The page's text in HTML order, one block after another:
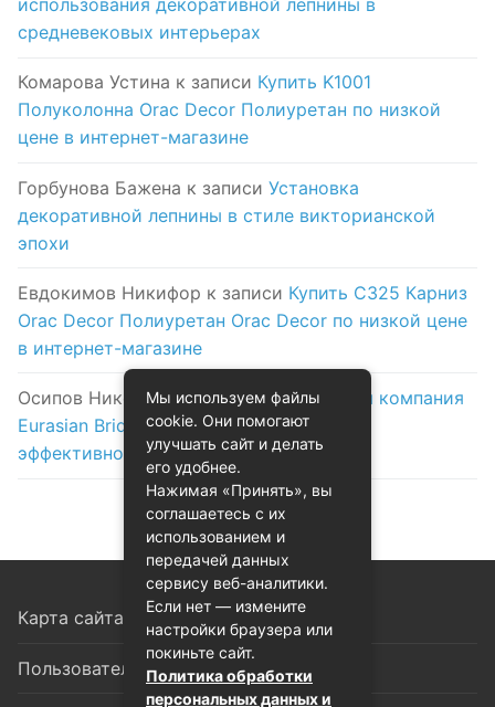
использования декоративной лепнины в
средневековых интерьерах
Комарова Устина к записи Купить K1001
Полуколонна Orac Decor Полиуретан по низкой
цене в интернет-магазине
Горбунова Бажена к записи Установка
декоративной лепнины в стиле викторианской
эпохи
Евдокимов Никифор к записи Купить C325 Карниз
Orac Decor Полиуретан Orac Decor по низкой цене
в интернет-магазине
Осипов Николак записиЛогистическая компания
Eurasian Bridge в Астане: надежность и
эффективность на первом месте
Карта сайта
Пользовательское соглашение
Мы используем файлы
cookie. Они помогают
улучшать сайт и делать
его удобнее.
Нажимая «Принять», вы
соглашаетесь с их
использованием и
передачей данных
сервису веб-аналитики.
Если нет — измените
настройки браузера или
покиньте сайт.
Политика обработки
персональных данных и